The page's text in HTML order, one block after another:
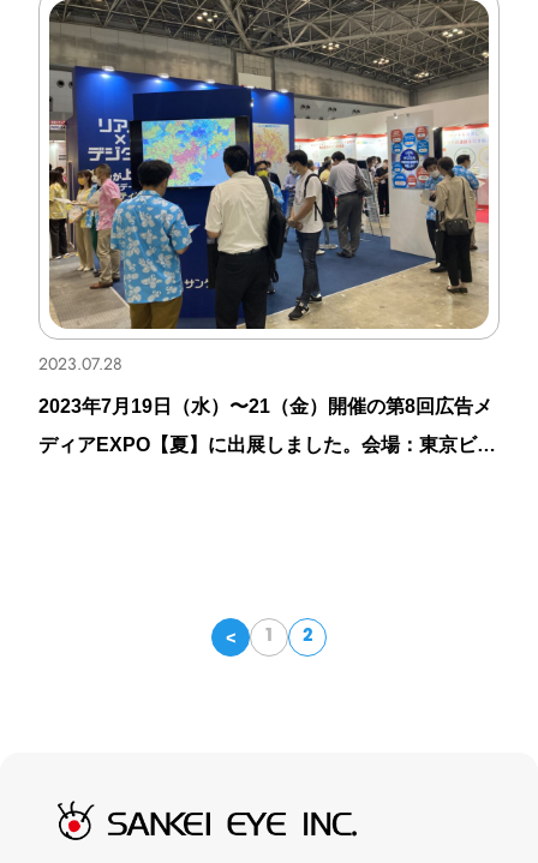
2023.07.28
2023年7月19日（水）〜21（金）開催の第8回広告メ
ディアEXPO【夏】に出展しました。会場：東京ビッ
< 1 2